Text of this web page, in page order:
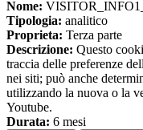
Nome:
Tipologia: analitico
Proprieta: Terza parte
Descrizione: Questo
traccia delle preferenze
nei siti; può anche
utilizzando la nuova o la
Youtube.
Durata: 6 mesi